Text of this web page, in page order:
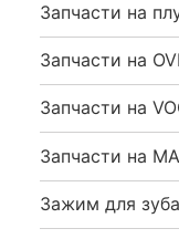
Запчасти на
Запчасти на
Запчасти на
Запчасти на
Зажим для